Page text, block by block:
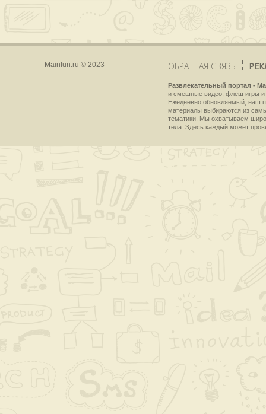
Mainfun.ru © 2023 ОБРАТНАЯ СВЯЗЬ
Развлекательный портал -
и смешные видео, флеш игры и
Ежедневно обновляемый, наш
материалы выбираются из
тематики. Мы охватываем
тела. Здесь каждый может